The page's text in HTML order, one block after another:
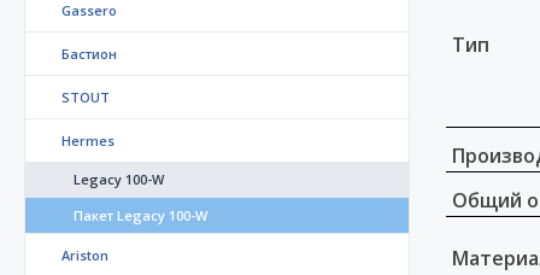
Gassero
Бастион
STOUT
Hermes
Legacy 100-W
Пакет Legacy 100-W
Ariston
Тип
Общий